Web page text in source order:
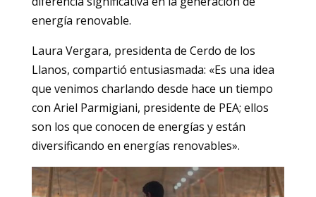
energía renovable.
Laura Vergara, presidenta de Cerdo de los
Llanos, compartió entusiasmada: «Es una idea
que venimos charlando desde hace un tiempo
con Ariel Parmigiani, presidente de PEA; ellos
son los que conocen de energías y están
diversificando en energías renovables».